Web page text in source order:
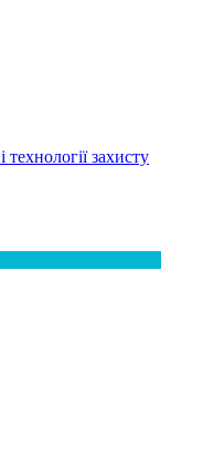
захисту